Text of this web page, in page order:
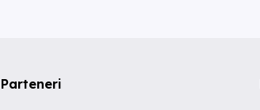
Parteneri